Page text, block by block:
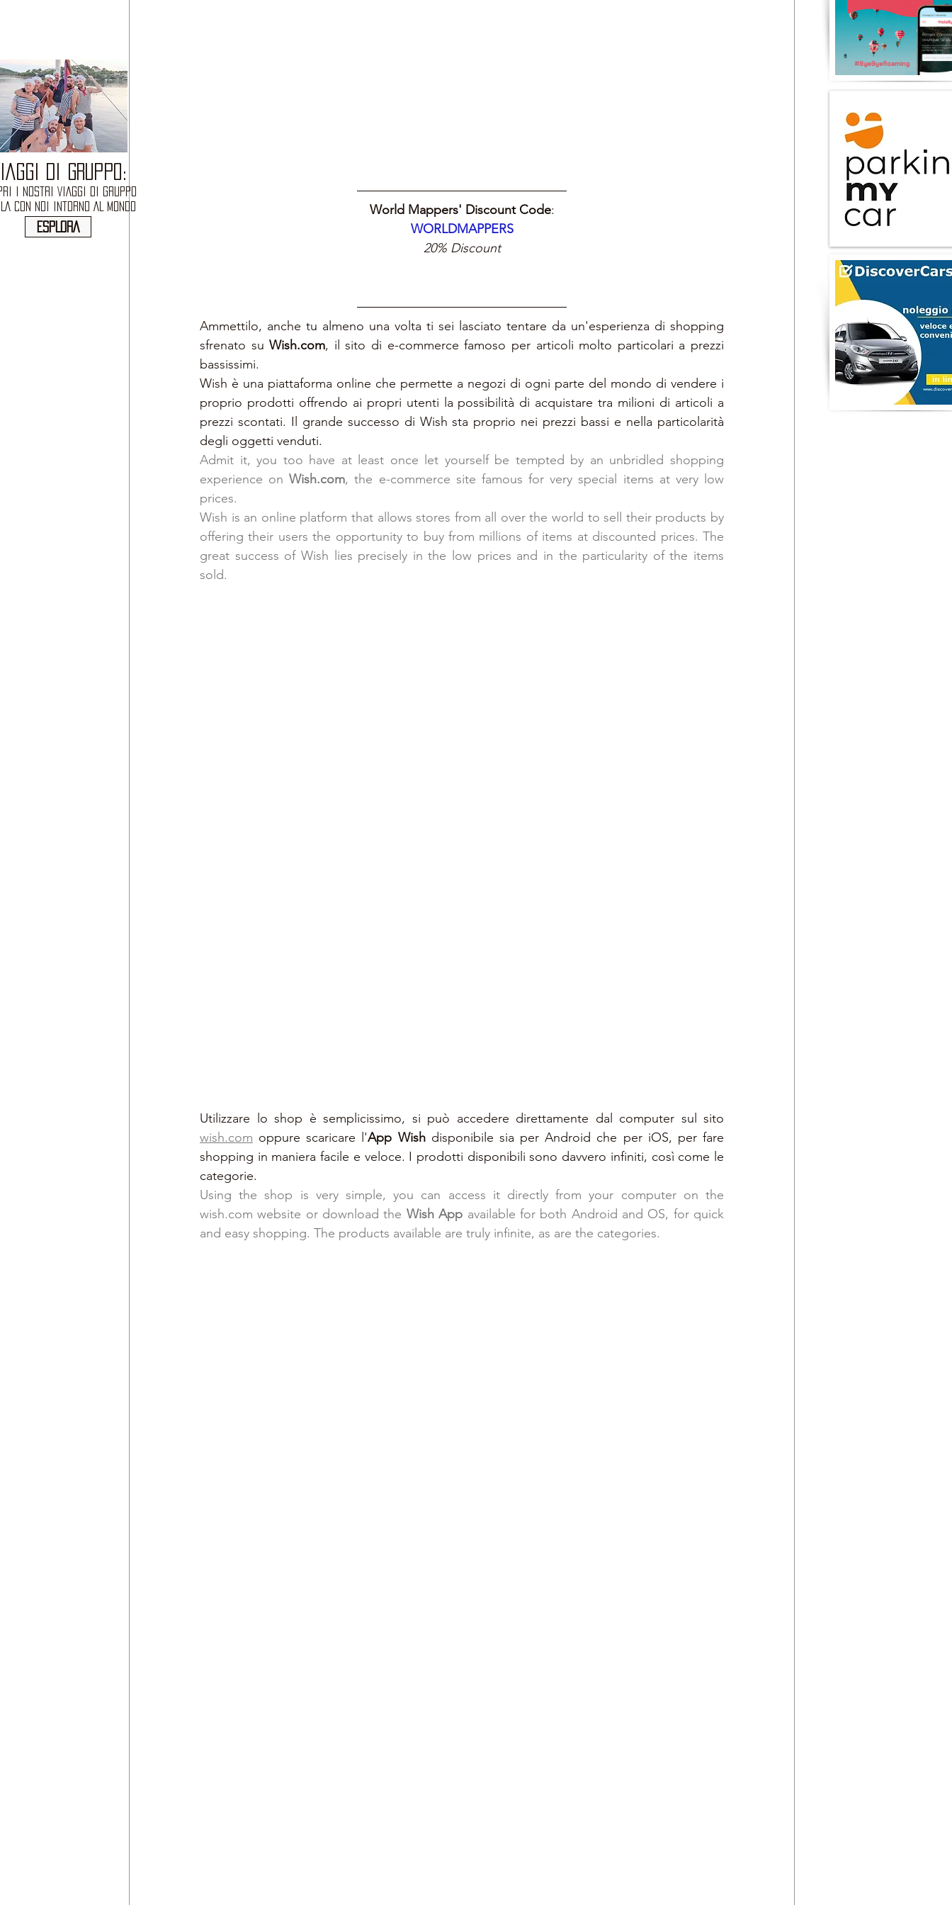
World Mappers' Discount Code:
WORLDMAPPERS
20% Discount
Ammettilo, anche tu almeno una volta ti sei lasciato tentare da un'esperienza di shopping
sfrenato su Wish.com, il sito di e-commerce famoso per articoli molto particolari a prezzi
bassissimi.
Wish è una piattaforma online che permette a negozi di ogni parte del mondo di vendere i
proprio prodotti offrendo ai propri utenti la possibilità di acquistare tra milioni di articoli a
prezzi scontati. Il grande successo di Wish sta proprio nei prezzi bassi e nella particolarità
degli oggetti venduti.
Admit it, you too have at least once let yourself be tempted by an unbridled shopping
experience on Wish.com, the e-commerce site famous for very special items at very low
prices.
Wish is an online platform that allows stores from all over the world to sell their products by
offering their users the opportunity to buy from millions of items at discounted prices. The
great success of Wish lies precisely in the low prices and in the particularity of the items
sold.
wish.com oppure scaricare l'App Wish disponibile sia per Android che per iOS, per fare
shopping in maniera facile e veloce. I prodotti disponibili sono davvero infiniti, così come le
categorie.
Using the shop is very simple, you can access it directly from your computer on the
wish.com website or download the Wish App available for both Android and OS, for quick
and easy shopping. The products available are truly infinite, as are the categories.
DI GRUPPO:
I NOSTRI VIAGGI DI GRUPPO
CON NOI INTORNO AL MONDO
ESPLORA